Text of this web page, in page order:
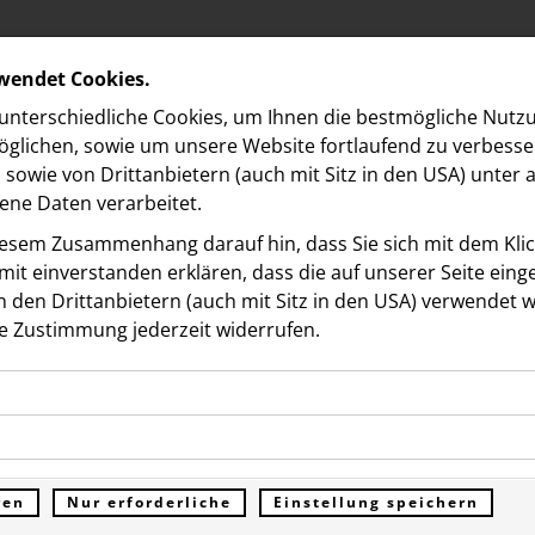
Garten Festival feiert
2. Ausgabe mit mehr
Cookies.
Cookies, um Ihnen die best­mögliche
sowie um unsere Website fortlaufend zu
von Drittanbietern (auch mit Sitz in den USA) unter
Daten verarbeitet.
Zusammenhang darauf hin, dass Sie sich mit dem
ein­ver­standen erklären, dass die auf unserer Seite
den Drittanbietern (auch mit Sitz in den USA) verwendet
Zustimmung jederzeit widerrufen.
der Website erforderlich. Diese Cookies
Daten und werden an keine Dritten übermittelt.
erfassen Informationen anonym. Diese Informationen
unsere Besucher unsere Website nutzen.
Nur erforderliche Einstellung speichern